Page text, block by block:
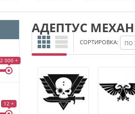
2 000 +
12 +
АДЕПТУС
СОРТИРОВКА: ПО